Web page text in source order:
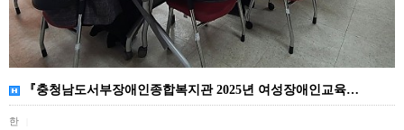
『충청남도서부장애인종합복지관 2025년 여성장애인교육…
한